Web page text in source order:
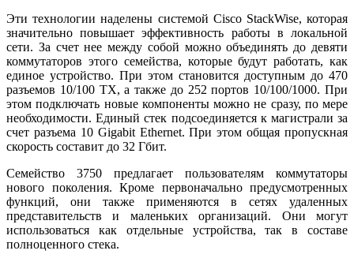
Эти технологии наделены системой Cisco StackWise, которая
значительно повышает эффективность работы в локальной
сети. За счет нее между собой можно объединять до девяти
коммутаторов этого семейства, которые будут работать, как
единое устройство. При этом становится доступным до 470
разъемов 10/100 TX, а также до 252 портов 10/100/1000. При
этом подключать новые компоненты можно не сразу, по мере
необходимости. Единый стек подсоединяется к магистрали за
счет разъема 10 Gigabit Ethernet. При этом общая пропускная
скорость составит до 32 Гбит.
Семейство 3750 предлагает пользователям коммутаторы
нового поколения. Кроме первоначально предусмотренных
функций, они также применяются в сетях удаленных
представительств и маленьких организаций. Они могут
использоваться как отдельные устройства, так в составе
полноценного стека.